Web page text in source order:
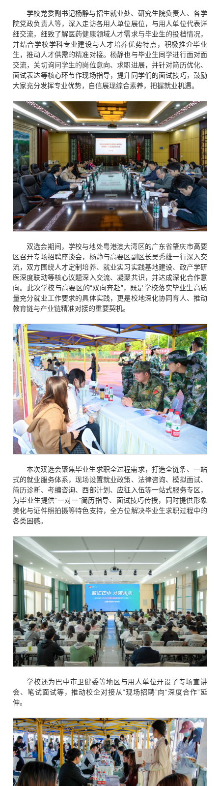
学校党委副书记杨静与招生就业处、研究生院负责人、各学
院党政负责人等，深入走访各用人单位展位，与用人单位代表详
细交流，细致了解医药健康领域人才需求与毕业生的投档情况，
并结合学校学科专业建设与人才培养优势特点，积极推介毕业
生，推动人才供需的精准对接。杨静也与毕业生同学进行面对面
交流，关切询问学生的岗位意向、求职进展，并针对简历优化、
面试表达等核心环节作现场指导，提升同学们的面试技巧，鼓励
大家充分发挥专业优势，自信展现综合素养，把握就业机遇。
双选会期间，学校与地处粤港澳大湾区的广东省肇庆市高要
区召开专场招聘座谈会，杨静与高要区副区长吴秀雄一行深入交
流，双方围绕人才定制培养、就业实习实践基地建设、政产学研
医深度联动等核心议题深入交流、凝聚共识，并达成深化合作意
向。此次学校与高要区的“双向奔赴”，既是学校落实毕业生高质
量充分就业工作要求的具体实践，更是校地深化协同育人、推动
教育链与产业链精准对接的重要契机。
本次双选会聚焦毕业生求职全过程需求，打造全链条、一站
式的就业服务体系，现场设置就业政策、法律咨询、模拟面试、
简历诊断、考编咨询、西部计划、应征入伍等一站式服务专区，
为毕业生提供“一对一”简历指导、面试技巧传授，同时提供形象
美化与证件照拍摄等特色支持，全方位解决毕业生求职过程中的
各类困惑。
学校还为巴中市卫健委等地区与用人单位开设了专场宣讲
会、笔试面试等，推动校企对接从“现场招聘”向“深度合作”延
伸。